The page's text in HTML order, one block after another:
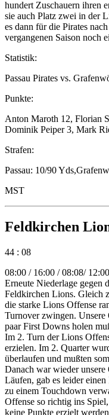
hundert Zuschauern ihren
sie auch Platz zwei in der
es dann für die Pirates
vergangenen Saison noch
Statistik:
Passau Pirates vs.
Punkte:
Anton Maroth 12, Florian
Dominik Peiper 3, Mark
Strafen:
Passau: 10/90
MST
Feldkirchen
44 : 08
08:00 / 16:00 / 08:08/ 12:00
Erneute Niederlage gegen
Feldkirchen Lions. Gleich
die starke Lions Offense
Turnover zwingen. Unsere
paar First Downs holen
Im 2. Turn der Lions
erzielen. Im 2. Quarter
überlaufen und mußten
Danach war wieder unsere
Läufen, gab es leider
zu einem Touchdown
Offense so richtig ins
keine Punkte erzielt